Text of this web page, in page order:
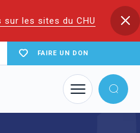
les sites du CHU
FAIRE UN DON